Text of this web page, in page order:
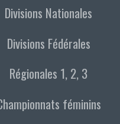
Divisions Nationales
Divisions Fédérales
Régionales 1, 2, 3
féminins